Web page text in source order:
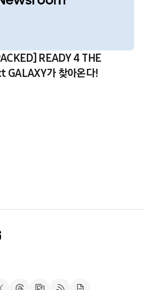
READY 4 THE
GALAXY가 찾아온다!